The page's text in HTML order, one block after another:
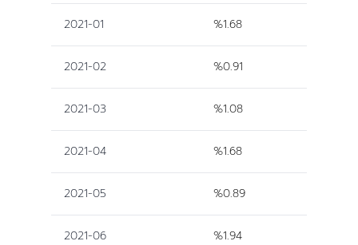
2021-01 %1.68
2021-02 %0.91
2021-03 %1.08
2021-04 %1.68
2021-05 %0.89
2021-06 %1.94